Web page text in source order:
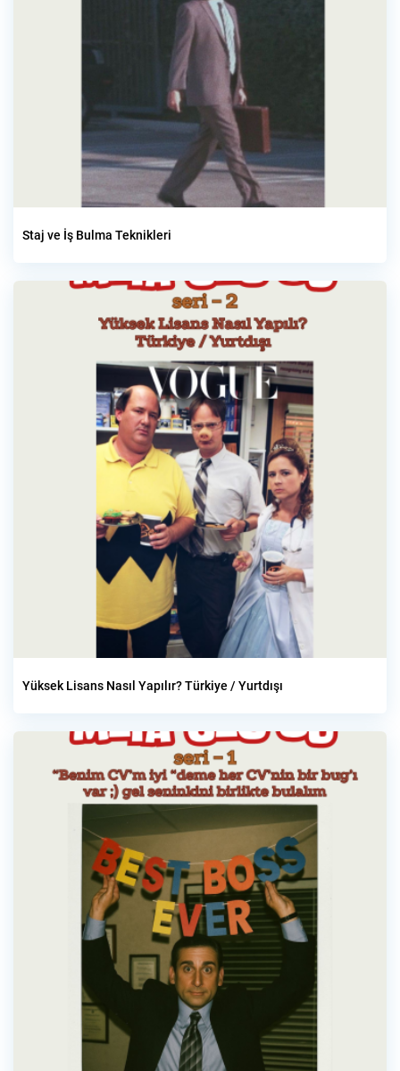
Staj ve İş Bulma Teknikleri
Yüksek Lisans Nasıl Yapılır? Türkiye / Yurtdışı